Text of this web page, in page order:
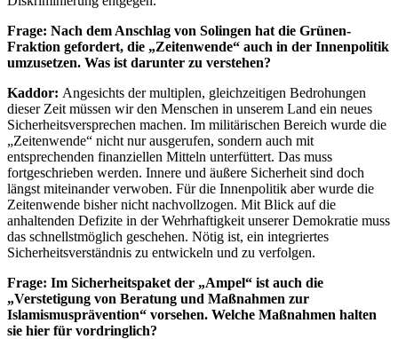
Frage: Nach dem Anschlag von Solingen hat die Grünen-
Fraktion gefordert, die „Zeitenwende“ auch in der Innenpolitik
umzusetzen. Was ist darunter zu verstehen?
Kaddor: Angesichts der multiplen, gleichzeitigen Bedrohungen
dieser Zeit müssen wir den Menschen in unserem Land ein neues
Sicherheitsversprechen machen. Im militärischen Bereich wurde die
„Zeitenwende“ nicht nur ausgerufen, sondern auch mit
entsprechenden finanziellen Mitteln unterfüttert. Das muss
fortgeschrieben werden. Innere und äußere Sicherheit sind doch
längst miteinander verwoben. Für die Innenpolitik aber wurde die
Zeitenwende bisher nicht nachvollzogen. Mit Blick auf die
anhaltenden Defizite in der Wehrhaftigkeit unserer Demokratie muss
das schnellstmöglich geschehen. Nötig ist, ein integriertes
Sicherheitsverständnis zu entwickeln und zu verfolgen.
Frage: Im Sicherheitspaket der „Ampel“ ist auch die
„Verstetigung von Beratung und Maßnahmen zur
Islamismusprävention“ vorsehen. Welche Maßnahmen halten
sie hier für vordringlich?